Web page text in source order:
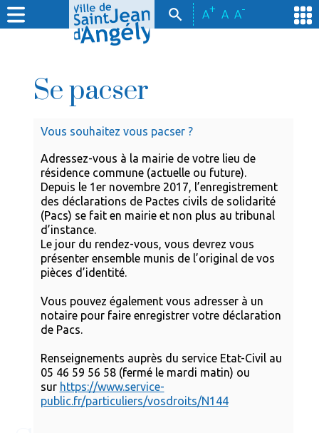
A+ A A-
Se pacser
Vous souhaitez vous pacser ?
Adressez-vous à la mairie de votre lieu de
résidence commune (actuelle ou future).
Depuis le 1er novembre 2017, l’enregistrement
des déclarations de Pactes civils de solidarité
(Pacs) se fait en mairie et non plus au tribunal
d’instance.
Le jour du rendez-vous, vous devrez vous
présenter ensemble munis de l’original de vos
pièces d’identité.
Vous pouvez également vous adresser à un
notaire pour faire enregistrer votre déclaration
de Pacs.
Renseignements auprès du service Etat-Civil au
05 46 59 56 58 (fermé le mardi matin) ou
sur https://www.service-
public.fr/particuliers/vosdroits/N144